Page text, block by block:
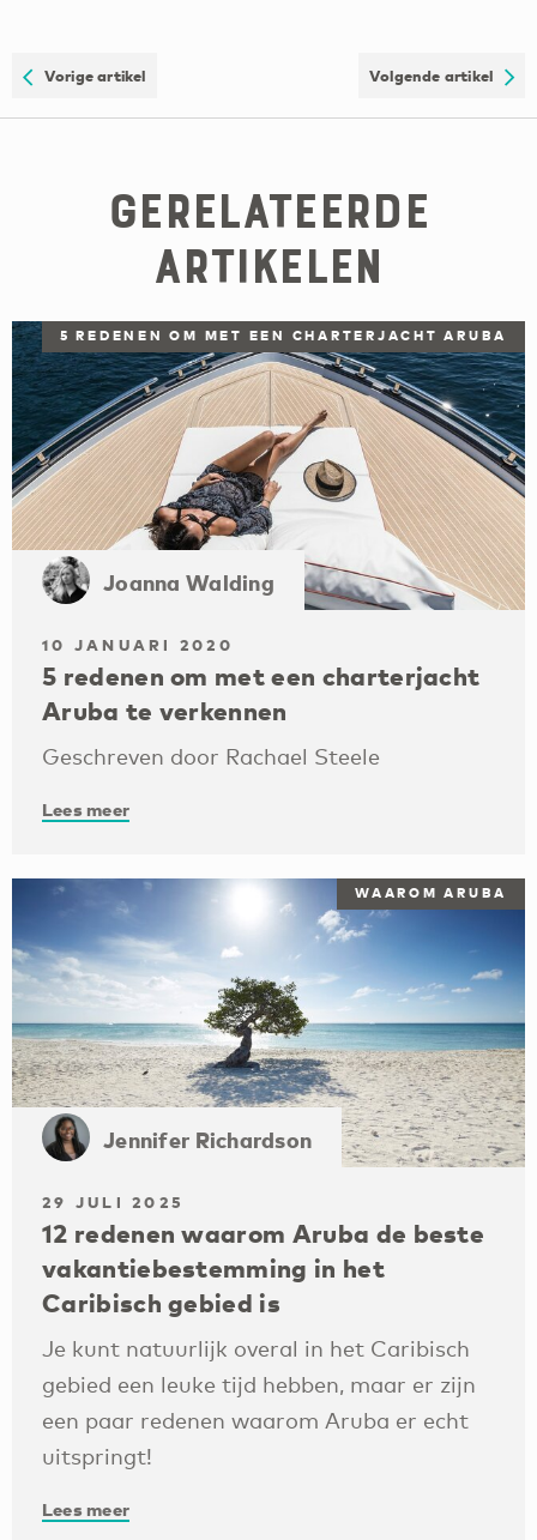
Vorige artikel Volgende artikel
Gerelateerde
artikelen
5 REDENEN OM MET EEN CHARTERJACHT ARUBA
Joanna Walding
10 JANUARI 2020
5 redenen om met een charterjacht
Aruba te verkennen
Geschreven door Rachael Steele
Lees meer
WAAROM ARUBA
Jennifer Richardson
29 JULI 2025
12 redenen waarom Aruba de beste
vakantiebestemming in het
Caribisch gebied is
Je kunt natuurlijk overal in het Caribisch
gebied een leuke tijd hebben, maar er zijn
een paar redenen waarom Aruba er echt
uitspringt!
Lees meer